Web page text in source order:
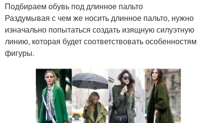
Подбираем обувь под длинное пальто
Раздумывая с чем же носить длинное пальто, нужно
изначально попытаться создать изящную силуэтную
линию, которая будет соответствовать особенностям
фигуры.